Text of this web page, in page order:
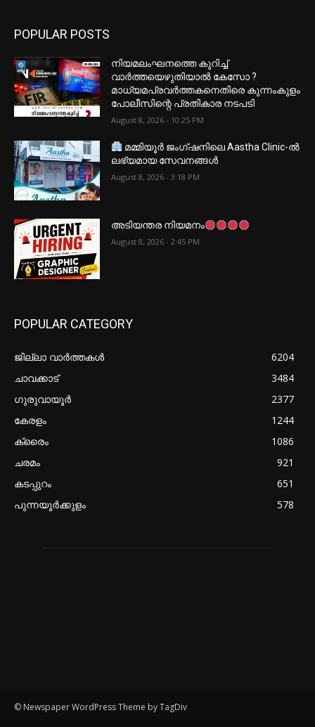
POPULAR POSTS
നിയമലംഘനത്തെ കുറിച്ച്
വാർത്തയെഴുതിയാൽ കേസോ ?
മാധ്യമപ്രവർത്തകനെതിരെ കുന്നംകുളം
പോലീസിന്റെ പ്രതികാര നടപടി
August 8, 2026 - 10:25 PM
മമ്മിയൂർ ജംഗ്ഷനിലെ Aastha Clinic-ൽ
ലഭ്യമായ സേവനങ്ങൾ
August 8, 2026 - 3:18 PM
അടിയന്തര നിയമനം
August 8, 2026 - 2:45 PM
POPULAR CATEGORY
ജില്ലാ വാർത്തകൾ
6204
ചാവക്കാട്
3484
ഗുരുവായൂർ
2377
കേരളം
1244
ക്രൈം
1086
ചരമം
921
കടപ്പുറം
651
പുന്നയൂർക്കുളം
578
© Newspaper WordPress Theme by TagDiv